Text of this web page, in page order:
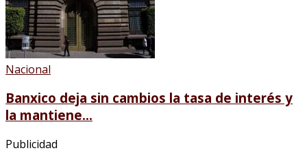
Nacional
Banxico deja sin cambios la tasa de interés y
la mantiene...
Publicidad